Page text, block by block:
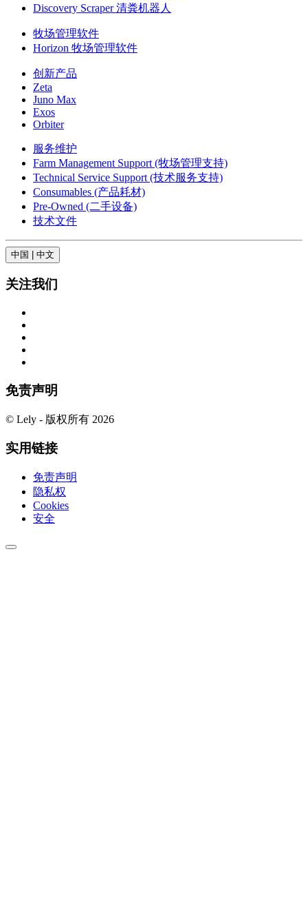
Discovery Scraper 清粪机器人
牧场管理软件
Horizon 牧场管理软件
创新产品
Zeta
Juno Max
Exos
Orbiter
服务维护
Farm Management Support (牧场管理支持)
Technical Service Support (技术服务支持)
Consumables (产品耗材)
Pre-Owned (二手设备)
技术文件
中国 | 中文
关注我们
免责声明
© Lely - 版权所有 2026
实用链接
免责声明
隐私权
Cookies
安全